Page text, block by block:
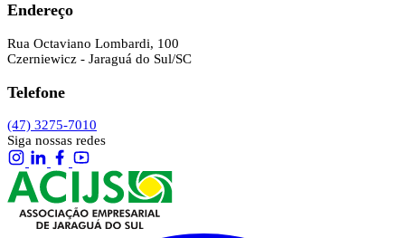
Endereço
Rua Octaviano Lombardi, 100
Czerniewicz - Jaraguá do Sul/SC
Telefone
(47) 3275-7010
Siga nossas redes